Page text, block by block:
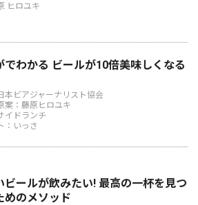
ヒロユキ
でわかる ビールが10倍美味しくなる
本ビアジャーナリスト協会
案：藤原ヒロユキ
イドランチ
：いっさ
ビールが飲みたい! 最高の一杯を見つ
めのメソッド